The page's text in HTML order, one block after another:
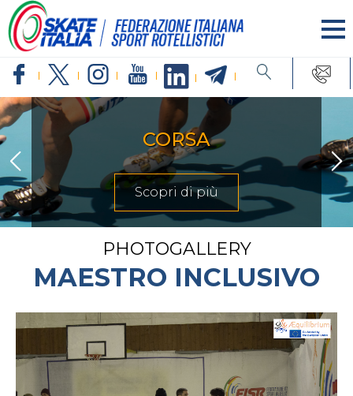
INLINE FREESTYLE
Scopri di più
PHOTOGALLERY
MAESTRO INCLUSIVO